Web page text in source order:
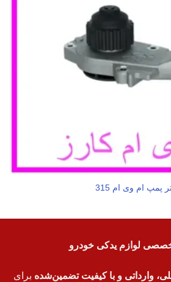
پمپ ام وی ام 315
لوازم یدکی خودرو
وارداتی و با کیفیت تضمین‌شده برای